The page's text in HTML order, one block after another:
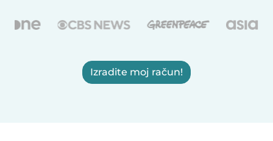
Izradite moj račun!